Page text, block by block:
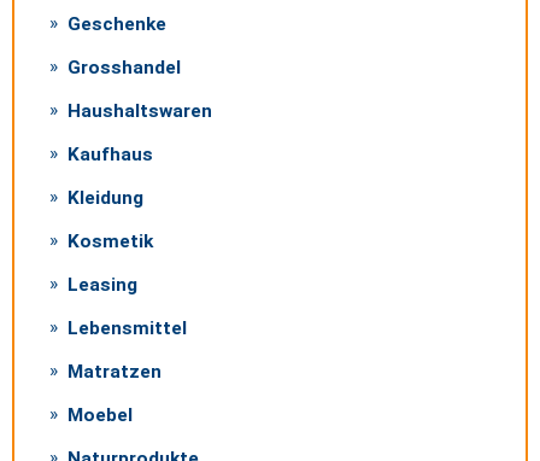
Geschenke
Grosshandel
Haushaltswaren
Kaufhaus
Kleidung
Kosmetik
Leasing
Lebensmittel
Matratzen
Moebel